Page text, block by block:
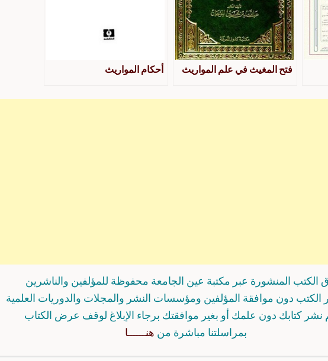
فتح المغيث في علم المواريث أحكام المواريث
الكتب المنشورة عبر مكتبة عين الجامعة محفوظة للمؤلفين والناشرين
الكتب دون موافقة المؤلفين ومؤسسات النشر والمجلات والدوريات العلمية
نشر كتابك دون علمك أو بغير موافقتك برجاء الإبلاغ لوقف عرض الكتاب
بمراسلتنا مباشرة من هنــــــا